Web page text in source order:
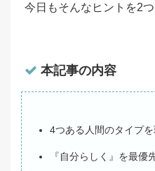
今日もそんなヒントを2つ
本記事の内容
4つある人間のタイプ
『自分らしく』を最優